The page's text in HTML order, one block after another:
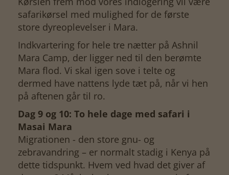
safarikørsel med mulighed for de første
store dyreoplevelser i Mara.
Indkvartering for hele tre nætter på Ashnil
Mara Camp, der ligger ned til den berømte
Mara flod. Vi skal igen sove i telte og
dermed have nattens lyde tæt på, når vi hen
på aftenen går til ro.
Dag 9 og 10: To hele dage med safari i
Masai Mara
Migrationen - den store gnu- og
zebravandring – er normalt stadig i Kenya på
dette tidspunkt. Hvem ved hvad det giver af